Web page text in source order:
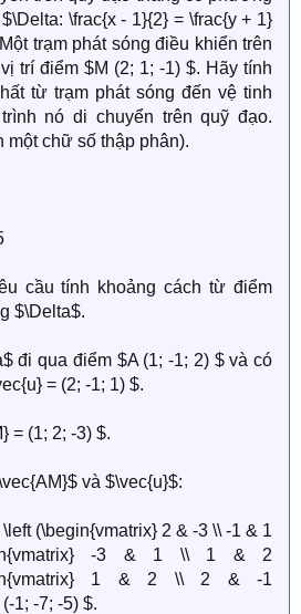
\frac{x - 1}{2} = \frac{y + 1}
trạm phát sóng điều khiển trên
trí điểm $M (2; 1; -1) $. Hãy tính
từ trạm phát sóng đến vệ tinh
nó di chuyển trên quỹ đạo.
một chữ số thập phân).
cầu tính khoảng cách từ điểm
$\Delta$.
đi qua điểm $A (1; -1; 2) $ và có
= (2; -1; 1) $.
= (1; 2; -3) $.
và $\vec{u}$:
(\begin{vmatrix} 2 & -3 \\ -1 & 1
-3 & 1 \\ 1 & 2
1 & 2 \\ 2 & -1
1; -7; -5) $.